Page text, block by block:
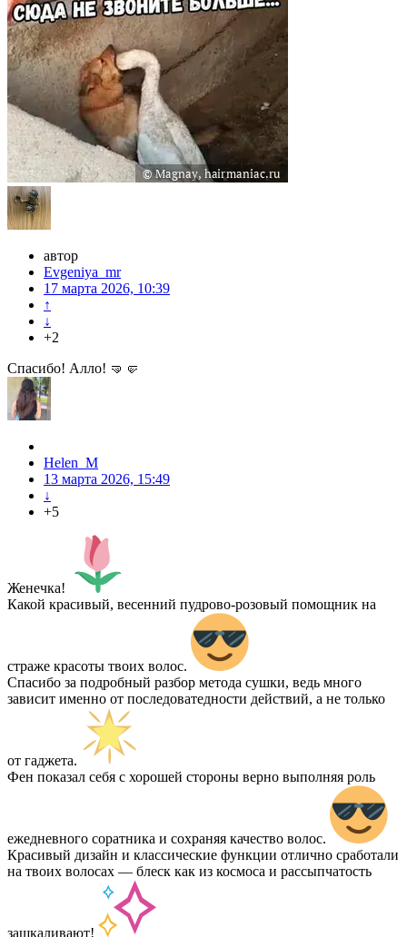
автор
Evgeniya_mr
17 марта 2026, 10:39
↑
↓
+2
Спасибо! Алло! 🤜🤛
Helen_M
13 марта 2026, 15:49
↓
+5
Женечка!
Какой красивый, весенний пудрово-розовый помощник на
страже красоты твоих волос.
Спасибо за подробный разбор метода сушки, ведь много
зависит именно от последоватедности действий, а не только
от гаджета.
Фен показал себя с хорошей стороны верно выполняя роль
ежедневного соратника и сохраняя качество волос.
Красивый дизайн и классические функции отлично сработали
на твоих волосах — блеск как из космоса и рассыпчатость
зашкаливают!